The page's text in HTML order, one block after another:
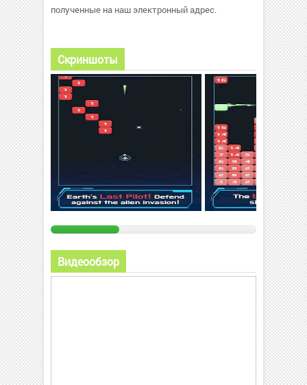
полученные на наш электронный адрес.
Скриншоты
Видеообзор